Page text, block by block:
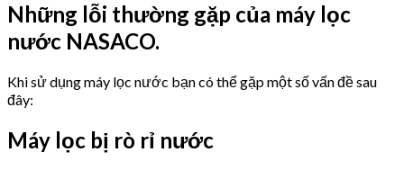
Những lỗi thường gặp của máy lọc
nước NASACO.
Khi sử dụng máy lọc nước bạn có thể gặp một số vấn đề sau
đây:
Máy lọc bị rò rỉ nước